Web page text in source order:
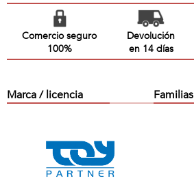
Comercio seguro
100%
Devolución
en 14 días
Marca / licencia Familias